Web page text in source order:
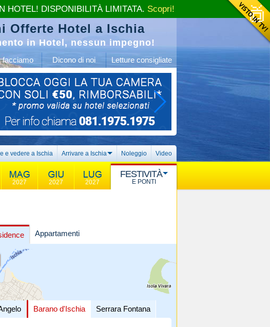
Offerte Hotel a Ischia
in Hotel, nessun impegno!
facciamo Dicono di noi Letture consigliate
e vedere a Ischia Arrivare a Ischia Noleggio Video
2027 2027 2027
FESTIVITÀ
E PONTI
Appartamenti
Barano d'Ischia Serrara Fontana
HOTEL! DISPONIBILITÀ LIMITATA. Scopri!